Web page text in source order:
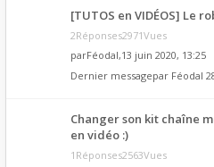
[TUTOS en VIDÉOS] Le
2Réponses2971Vues
parFéodal,13 juin 2020, 13:25
Dernier messagepar Féodal
Changer son kit chaîne
en vidéo :)
1Réponses2563Vues